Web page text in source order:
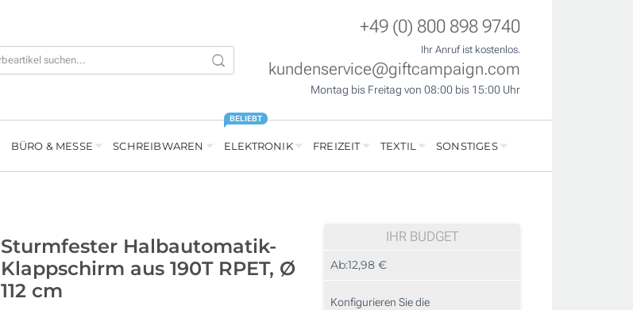
+49 (0) 800 898 9740
Ihr Anruf ist kostenlos.
kundenservice@giftcampaign.com
Montag bis Freitag von 08:00 bis 15:00 Uhr
BÜRO & MESSE SCHREIBWAREN ELEKTRONIK
BELIEBT
FREIZEIT TEXTIL SONSTIGES
Sturmfester Halbautomatik-
Klappschirm aus 190T RPET, Ø
112 cm
IHR BUDGET
Ab:12,98 €
Konfigurieren Sie die